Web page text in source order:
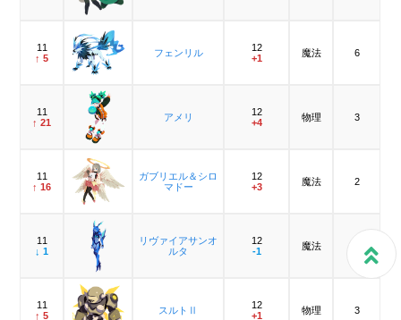
11
↑ 5
フェンリル
12
+1
魔法 6
11
↑ 21
アメリ
12
+4
物理 3
11
↑ 16
ガブリエル＆シロ
マドー
12
+3
魔法 2
11
↓ 1
リヴァイアサンオ
ルタ
12
-1
魔法
11
↑ 5
スルトⅡ
12
+1
物理 3